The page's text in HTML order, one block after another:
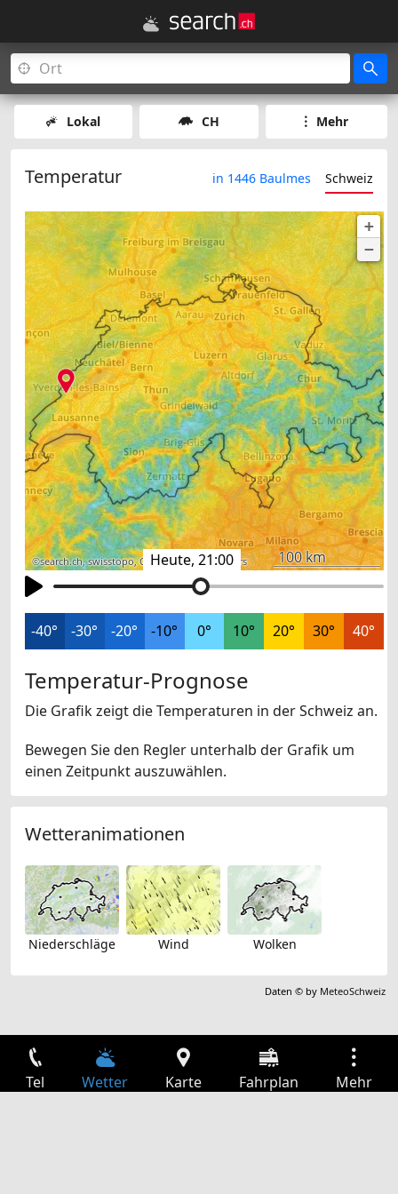
Lokal CH Mehr
Temperatur in 1446 Baulmes Schweiz
Heute, 21:00
+
−
©search.ch,swisstopo,OpenStreetMap ,others 100 km
-40° -30° -20° -10° 0° 10° 20° 30° 40°
Temperatur-Prognose
Die Grafik zeigt die Temperaturen in der Schweiz an.
Bewegen Sie den Regler unterhalb der Grafik um
einen Zeitpunkt auszuwählen.
Wetteranimationen
Niederschläge Wind Wolken
Daten © by MeteoSchweiz
Tel Wetter Karte Fahrplan Mehr